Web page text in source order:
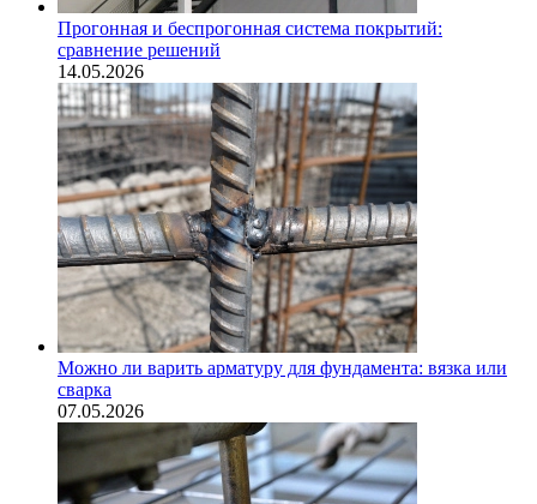
Прогонная и беспрогонная система покрытий:
сравнение решений
14.05.2026
Можно ли варить арматуру для фундамента: вязка или
сварка
07.05.2026